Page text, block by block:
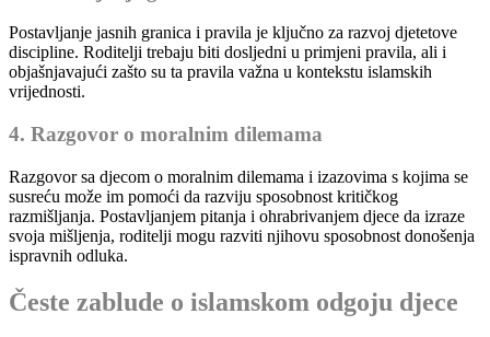
Postavljanje jasnih granica i pravila je ključno za razvoj djetetove
discipline. Roditelji trebaju biti dosljedni u primjeni pravila, ali i
objašnjavajući zašto su ta pravila važna u kontekstu islamskih
vrijednosti.
4. Razgovor o moralnim dilemama
Razgovor sa djecom o moralnim dilemama i izazovima s kojima se
susreću može im pomoći da razviju sposobnost kritičkog
razmišljanja. Postavljanjem pitanja i ohrabrivanjem djece da izraze
svoja mišljenja, roditelji mogu razviti njihovu sposobnost donošenja
ispravnih odluka.
Česte zablude o islamskom odgoju djece